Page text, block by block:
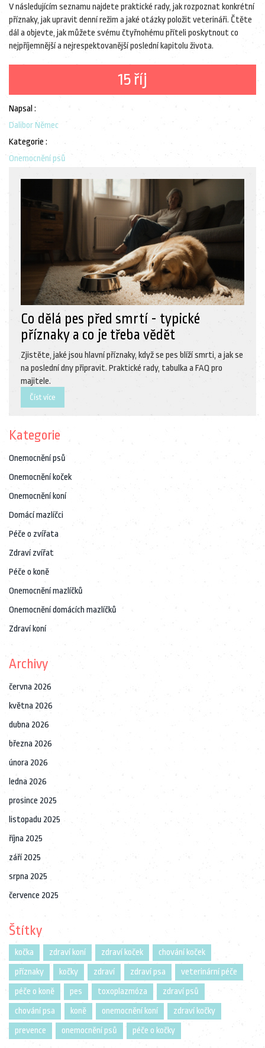
V následujícím seznamu najdete praktické rady, jak rozpoznat konkrétní
příznaky, jak upravit denní režim a jaké otázky položit veterináři. Čtěte
dál a objevte, jak můžete svému čtyřnohému příteli poskytnout co
nejpříjemnější a nejrespektovanější poslední kapitolu života.
15 říj
Napsal :
Dalibor Němec
Kategorie :
Onemocnění psů
Co dělá pes před smrtí - typické
příznaky a co je třeba vědět
Zjistěte, jaké jsou hlavní příznaky, když se pes blíží smrti, a jak se
na poslední dny připravit. Praktické rady, tabulka a FAQ pro
majitele.
Číst více
Kategorie
Onemocnění psů
Onemocnění koček
Onemocnění koní
Domácí mazlíčci
Péče o zvířata
Zdraví zvířat
Péče o koně
Onemocnění mazlíčků
Onemocnění domácích mazlíčků
Zdraví koní
Archivy
června 2026
května 2026
dubna 2026
března 2026
února 2026
ledna 2026
prosince 2025
listopadu 2025
října 2025
září 2025
srpna 2025
července 2025
Štítky
kočka zdraví koní zdraví koček
chování koček
příznaky
kočky zdraví zdraví psa
veterinární péče
péče o koně
pes toxoplazmóza
zdraví psů
chování psa
koně onemocnění koní
zdraví kočky
prevence
onemocnění psů péče o kočky